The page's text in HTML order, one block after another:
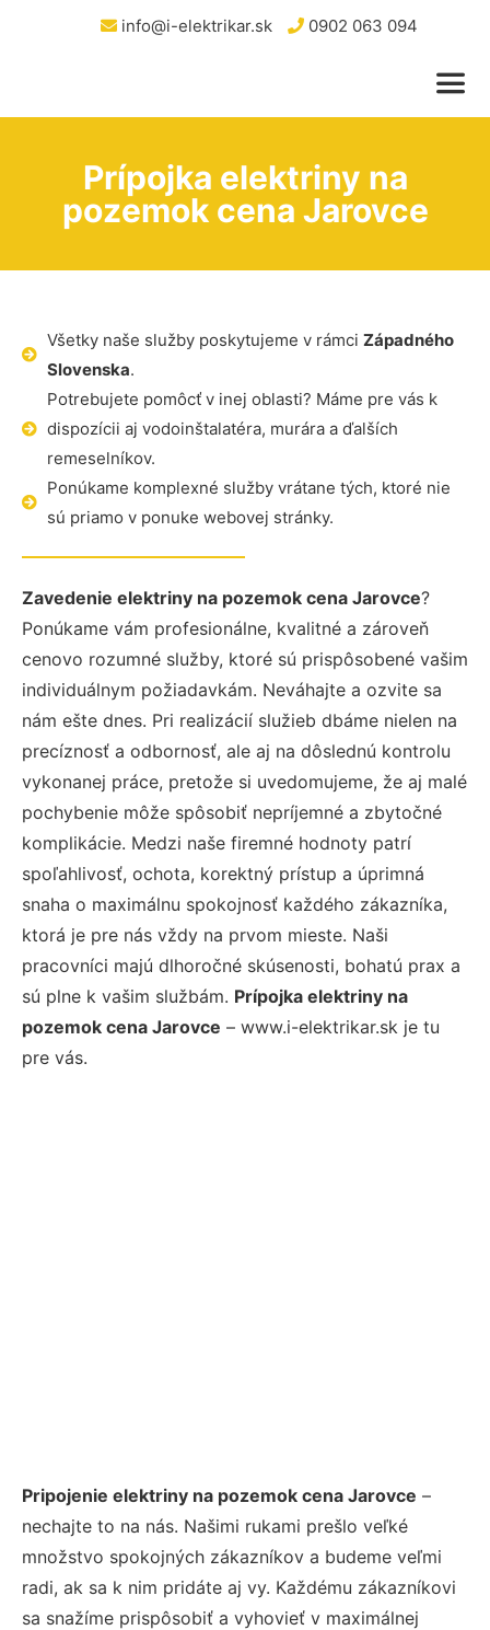
info@i-elektrikar.sk 0902 063 094
Prípojka elektriny na
pozemok cena Jarovce
Všetky naše služby poskytujeme v rámci Západného
Slovenska.
Potrebujete pomôcť v inej oblasti? Máme pre vás k
dispozícii aj vodoinštalatéra, murára a ďalších
remeselníkov.
Ponúkame komplexné služby vrátane tých, ktoré nie
sú priamo v ponuke webovej stránky.
Zavedenie elektriny na pozemok cena Jarovce?
Ponúkame vám profesionálne, kvalitné a zároveň
cenovo rozumné služby, ktoré sú prispôsobené vašim
individuálnym požiadavkám. Neváhajte a ozvite sa
nám ešte dnes. Pri realizácií služieb dbáme nielen na
precíznosť a odbornosť, ale aj na dôslednú kontrolu
vykonanej práce, pretože si uvedomujeme, že aj malé
pochybenie môže spôsobiť nepríjemné a zbytočné
komplikácie. Medzi naše firemné hodnoty patrí
spoľahlivosť, ochota, korektný prístup a úprimná
snaha o maximálnu spokojnosť každého zákazníka,
ktorá je pre nás vždy na prvom mieste. Naši
pracovníci majú dlhoročné skúsenosti, bohatú prax a
sú plne k vašim službám. Prípojka elektriny na
pozemok cena Jarovce – www.i-elektrikar.sk je tu
pre vás.
Pripojenie elektriny na pozemok cena Jarovce –
nechajte to na nás. Našimi rukami prešlo veľké
množstvo spokojných zákazníkov a budeme veľmi
radi, ak sa k nim pridáte aj vy. Každému zákazníkovi
sa snažíme prispôsobiť a vyhovieť v maximálnej